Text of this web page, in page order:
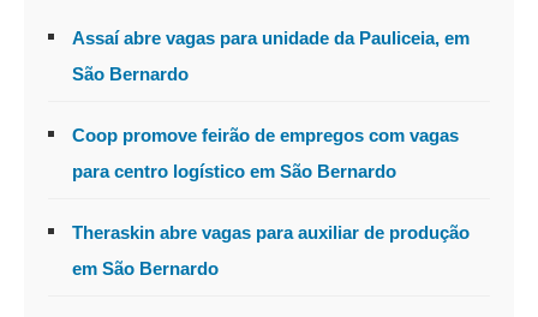
Assaí abre vagas para unidade da Pauliceia, em
São Bernardo
Coop promove feirão de empregos com vagas
para centro logístico em São Bernardo
Theraskin abre vagas para auxiliar de produção
em São Bernardo